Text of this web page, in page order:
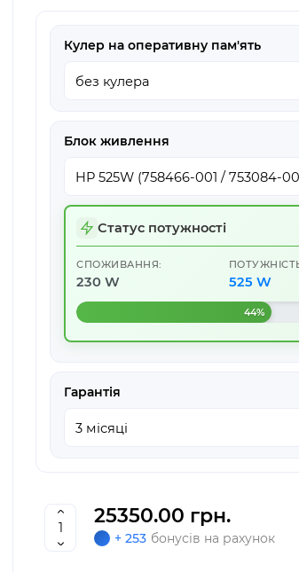
Кулер на оперативну пам'ять
Блок живлення
Статус потужності
СПОЖИВАННЯ:
230 W 525 W
44%
Гарантія
25350.00 грн.
+ 253 бонусів на рахунок